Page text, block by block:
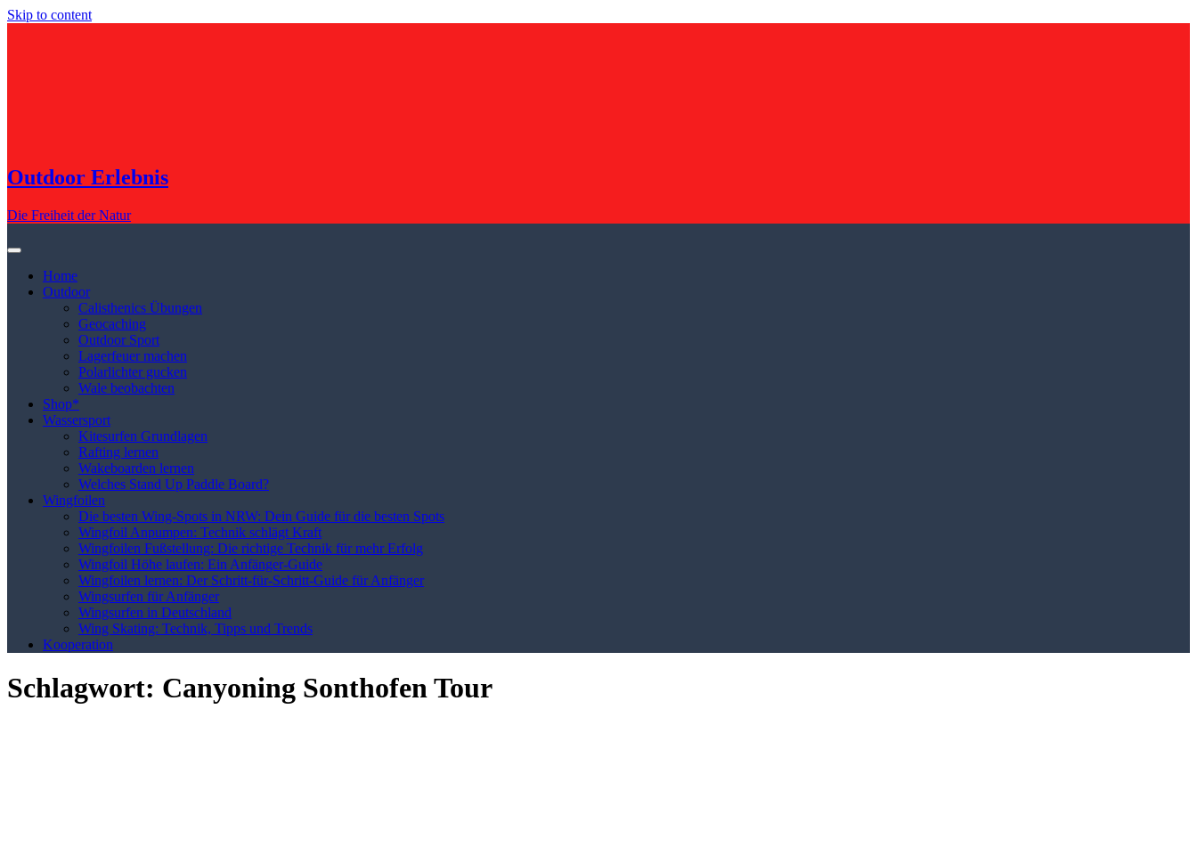
Skip to content
Outdoor Erlebnis
Die Freiheit der Natur
Home
Outdoor
Calisthenics Übungen
Geocaching
Outdoor Sport
Lagerfeuer machen
Polarlichter gucken
Wale beobachten
Shop*
Wassersport
Kitesurfen Grundlagen
Rafting lernen
Wakeboarden lernen
Welches Stand Up Paddle Board?
Wingfoilen
Die besten Wing-Spots in NRW: Dein Guide für die besten Spots
Wingfoil Anpumpen: Technik schlägt Kraft
Wingfoilen Fußstellung: Die richtige Technik für mehr Erfolg
Wingfoil Höhe laufen: Ein Anfänger-Guide
Wingfoilen lernen: Der Schritt-für-Schritt-Guide für Anfänger
Wingsurfen für Anfänger
Wingsurfen in Deutschland
Wing Skating: Technik, Tipps und Trends
Kooperation
Schlagwort: Canyoning Sonthofen Tour